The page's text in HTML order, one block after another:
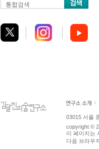
통합검색
03015 서울
copyright ©
이 페이지는
다음 브라우